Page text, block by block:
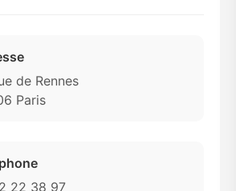
de Rennes
Paris
22 38 97